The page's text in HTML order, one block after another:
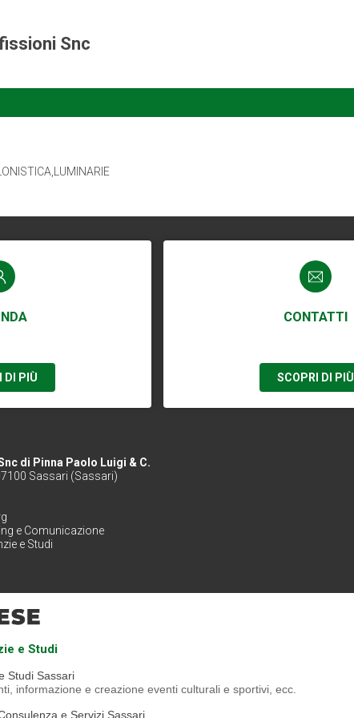
Snc
DI PIÙ
CONTATTI
SCOPRI DI PIÙ
di Pinna Paolo Luigi & C.
Sassari (Sassari)
e Comunicazione
e Studi
e Studi
Studi Sassari
informazione e creazione eventi culturali e sportivi, ecc.
e Servizi Sassari